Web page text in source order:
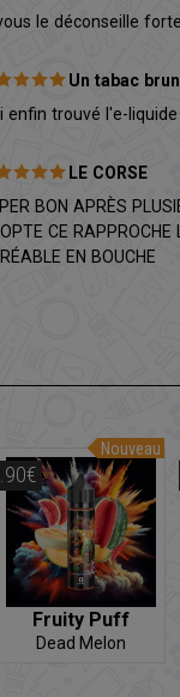
le déconseille
Un tabac
enfin trouvé l'e-
LE CORSE
BON APRÈS
CE
EN BOUCHE
Nouveau
Fruity Puff
Dead Melon